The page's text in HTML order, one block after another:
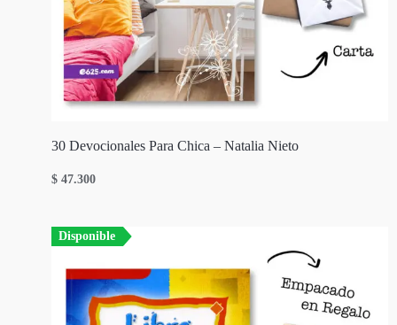
30 Devocionales Para Chica – Natalia Nieto
$ 47.300
Disponible